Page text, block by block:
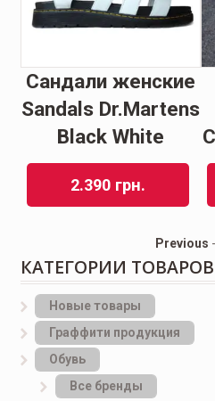
Сандали женские
Sandals Dr.Martens
Black White
2.390 грн.
Previous -
КАТЕГОРИИ ТОВАРОВ
Новые товары
Граффити продукция
Обувь
Все бренды